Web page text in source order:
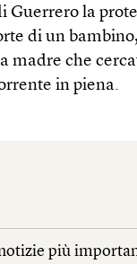
Guerrero la
di un
madre che
in piena.
più